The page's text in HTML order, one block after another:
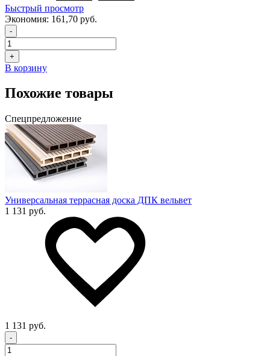
Быстрый просмотр
Экономия: 161,70 руб.
-
+
В корзину
Похожие товары
Спецпредложение
Универсальная террасная доска ДПК вельвет
1 131 руб.
1 131 руб.
-